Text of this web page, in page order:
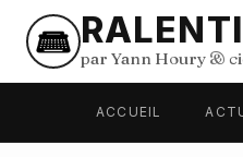
par Yann Houry &
ACCUEIL